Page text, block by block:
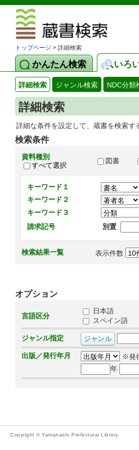
トップページ > 詳細検索
かんたん検索 いろ
詳細検索 ジャンル検索 NDC分類
詳細検索
詳細な条件を設定して、蔵書を検索す
検索条件
資料種別
すべて選択
図書
キーワード１
キーワード２
キーワード３
請求記号
別置
検索結果一覧 表示件数
オプション
言語区分
日本語
スペイン語
ジャンル指定
出版／発行年月
※発
年
Copyright © Yamanashi Prefectural Library